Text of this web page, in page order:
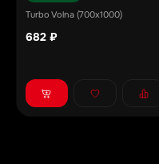
Turbo Volna (700х1000)
682 ₽